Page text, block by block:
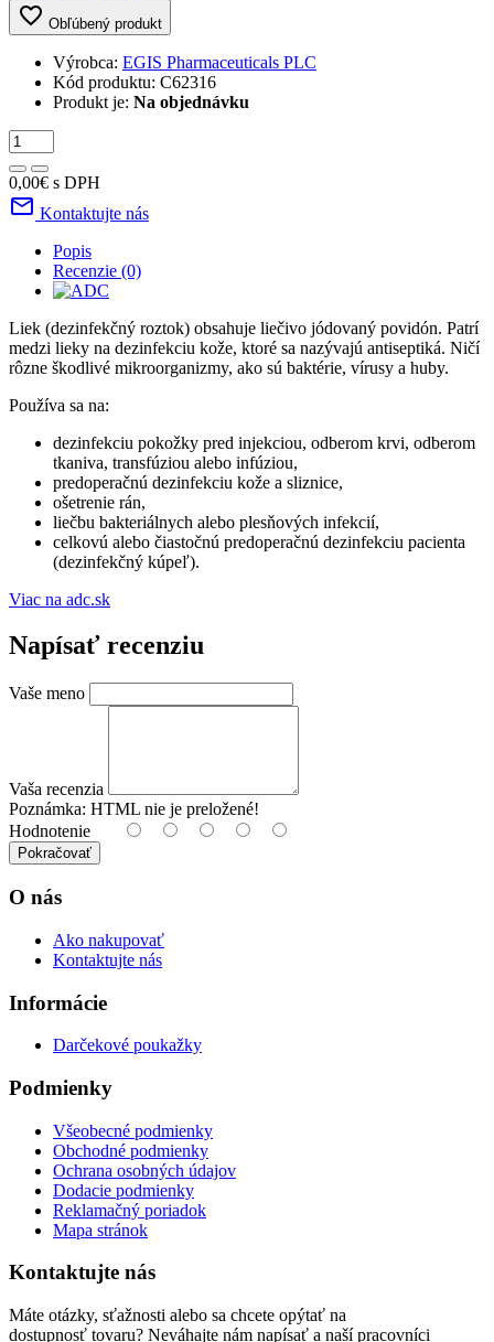
favorite_border Obľúbený produkt
Výrobca: EGIS Pharmaceuticals PLC
Kód produktu: C62316
Produkt je: Na objednávku
0,00€ s DPH
mail_outline Kontaktujte nás
Popis
Recenzie (0)
Liek (dezinfekčný roztok) obsahuje liečivo jódovaný povidón. Patrí
medzi lieky na dezinfekciu kože, ktoré sa nazývajú antiseptiká. Ničí
rôzne škodlivé mikroorganizmy, ako sú baktérie, vírusy a huby.
Používa sa na:
dezinfekciu pokožky pred injekciou, odberom krvi, odberom
tkaniva, transfúziou alebo infúziou,
predoperačnú dezinfekciu kože a sliznice,
ošetrenie rán,
liečbu bakteriálnych alebo plesňových infekcií,
celkovú alebo čiastočnú predoperačnú dezinfekciu pacienta
(dezinfekčný kúpeľ).
Viac na adc.sk
Napísať recenziu
Vaše meno
Vaša recenzia
Poznámka: HTML nie je preložené!
Hodnotenie
Pokračovať
O nás
Ako nakupovať
Kontaktujte nás
Informácie
Darčekové poukažky
Podmienky
Všeobecné podmienky
Obchodné podmienky
Ochrana osobných údajov
Dodacie podmienky
Reklamačný poriadok
Mapa stránok
Kontaktujte nás
Máte otázky, sťažnosti alebo sa chcete opýtať na
dostupnosť tovaru? Neváhajte nám napísať a naší pracovníci